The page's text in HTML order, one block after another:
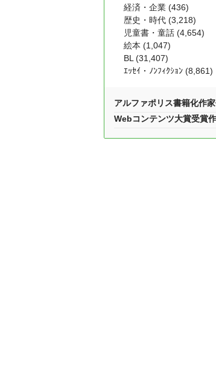
経済・企業 (436)
歴史・時代 (3,218)
児童書・童話 (4,654)
絵本 (1,047)
BL (31,407)
ｴｯｾｲ・ﾉﾝﾌｨｸｼｮﾝ (8,861)
アルファポリス書籍化作
Webコンテンツ大賞受賞